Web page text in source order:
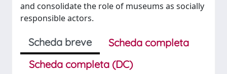
and consolidate the role of museums as socially
responsible actors.
Scheda breve
Scheda completa
Scheda completa (DC)